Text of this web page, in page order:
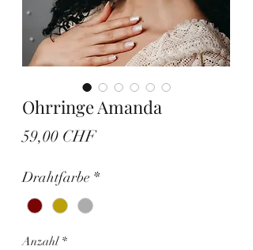
Ohrringe Amanda
59,00 CHFPreis
Drahtfarbe *
Anzahl *